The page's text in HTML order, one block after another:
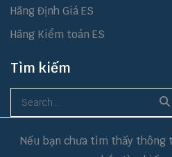
Hãng Định Giá ES
Hãng Kiểm toán ES
Tìm kiếm
Nếu bạn chưa tìm thấy thông